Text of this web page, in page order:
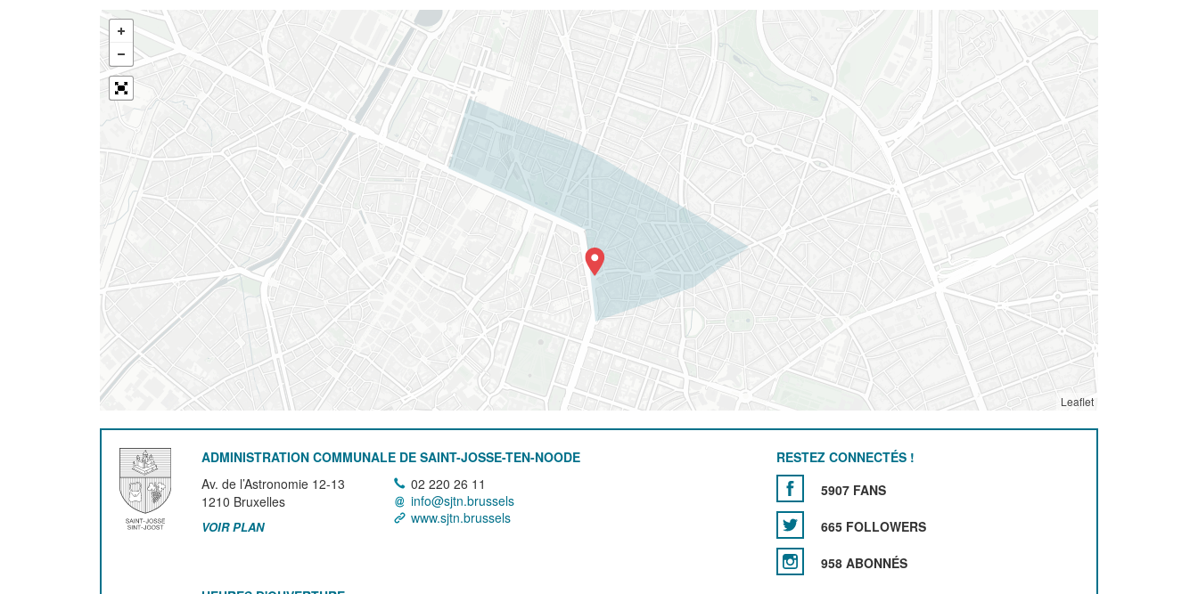
Leaflet
ADMINISTRATION COMMUNALE DE SAINT-JOSSE-TEN-NOODE
Av. de l’Astronomie 12-13
1210 Bruxelles
VOIR PLAN
02 220 26 11
info@sjtn.brussels
www.sjtn.brussels
RESTEZ CONNECTÉS !
5907 FANS
665 FOLLOWERS
958 ABONNÉS